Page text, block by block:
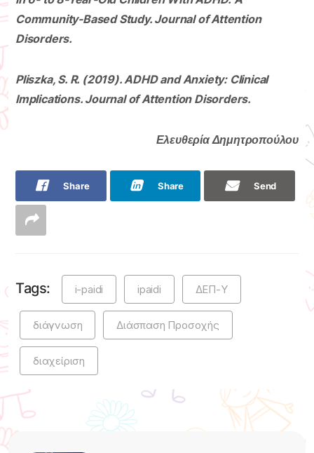
Community-Based Study. Journal of Attention
Disorders.
Pliszka, S. R. (2019). ADHD and Anxiety: Clinical
Implications. Journal of Attention Disorders.
Ελευθερία Δημητροπούλου
Share Share Send
Tags: i-paidi ipaidi ΔΕΠ-Υ
διάγνωση Διάσπαση Προσοχής
διαχείριση